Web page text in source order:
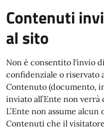
Contenuti
al sito
Non è consentito l'invio
confidenziale o riservato
Contenuto (documento,
inviato all’Ente non
L’Ente non assume
Contenuti che il